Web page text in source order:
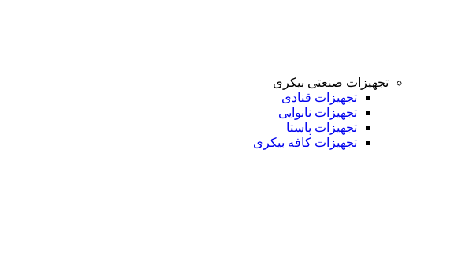
تجهیزات صنعتی بیکری
تجهیزات قنادی
تجهیزات نانوایی
تجهیزات پاستا
تجهیزات کافه بیکری